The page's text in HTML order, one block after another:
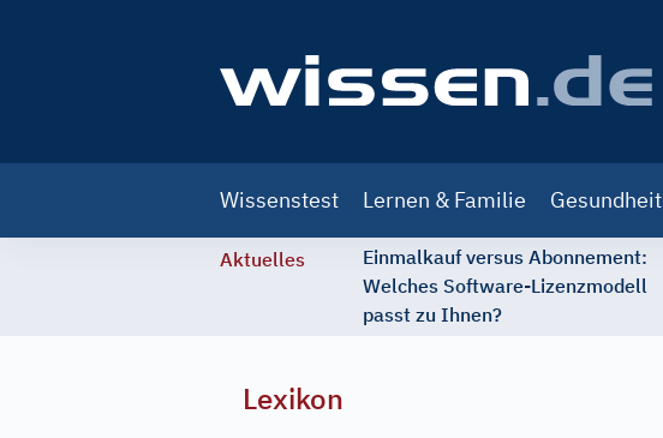
navigation
Wissenstest Lernen & Familie Gesundheit
Aktuelles
Einmalkauf versus Abonnement:
Welches Software-Lizenzmodell
passt zu Ihnen?
Lexikon